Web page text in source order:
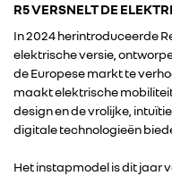
FOTO’S & VIDEO’S
IN DE MEDIA
R5 VERSNELT DE
In 2024 herintroduceerde
elektrische versie,
de Europese markt te
maakt elektrische
design en de vrolijke,
digitale technologieën
Het instapmodel is dit jaar